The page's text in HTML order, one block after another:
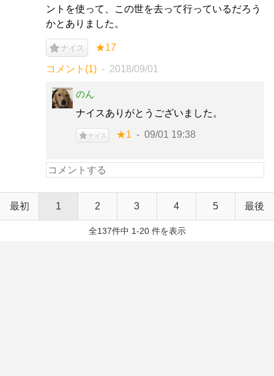
ントを使って、この世を去って行っているだろう
かとありました。
ナイス ★17
コメント(1) 2018/09/01
のん
ナイスありがとうございました。
ナイス ★1 09/01 19:38
最初 1 2 3 4 5 最後
全137件中 1-20 件を表示